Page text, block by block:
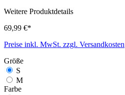
Weitere Produktdetails
69,99 €*
Preise inkl. MwSt. zzgl. Versandkosten
Größe
S
M
Farbe